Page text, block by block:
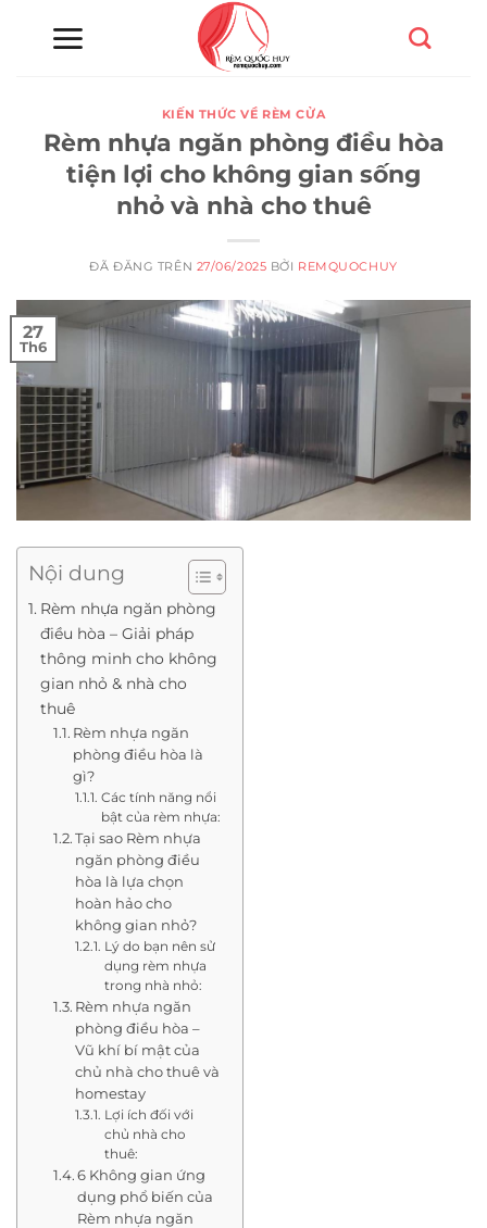
KIẾN THỨC VỀ RÈM CỬA
Rèm nhựa ngăn phòng điều hòa
tiện lợi cho không gian sống
nhỏ và nhà cho thuê
ĐÃ ĐĂNG TRÊN 27/06/2025 BỞI REMQUOCHUY
27
Th6
Nội dung
Rèm nhựa ngăn phòng
điều hòa – Giải pháp
thông minh cho không
gian nhỏ & nhà cho
thuê
Rèm nhựa ngăn
phòng điều hòa là
gì?
Các tính năng nổi
bật của rèm nhựa:
Tại sao Rèm nhựa
ngăn phòng điều
hòa là lựa chọn
hoàn hảo cho
không gian nhỏ?
Lý do bạn nên sử
dụng rèm nhựa
trong nhà nhỏ:
Rèm nhựa ngăn
phòng điều hòa –
Vũ khí bí mật của
chủ nhà cho thuê và
homestay
Lợi ích đối với
chủ nhà cho
thuê:
6 Không gian ứng
dụng phổ biến của
Rèm nhựa ngăn